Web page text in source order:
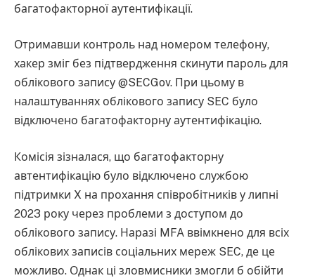
багатофакторної аутентифікації.
Отримавши контроль над номером телефону,
хакер зміг без підтвердження скинути пароль для
облікового запису @SECGov. При цьому в
налаштуваннях облікового запису SEC було
відключено багатофакторну аутентифікацію.
Комісія зізналася, що багатофакторну
автентифікацію було відключено службою
підтримки X на прохання співробітників у липні
2023 року через проблеми з доступом до
облікового запису. Наразі MFA ввімкнено для всіх
облікових записів соціальних мереж SEC, де це
можливо. Однак ці зловмисники змогли б обійти